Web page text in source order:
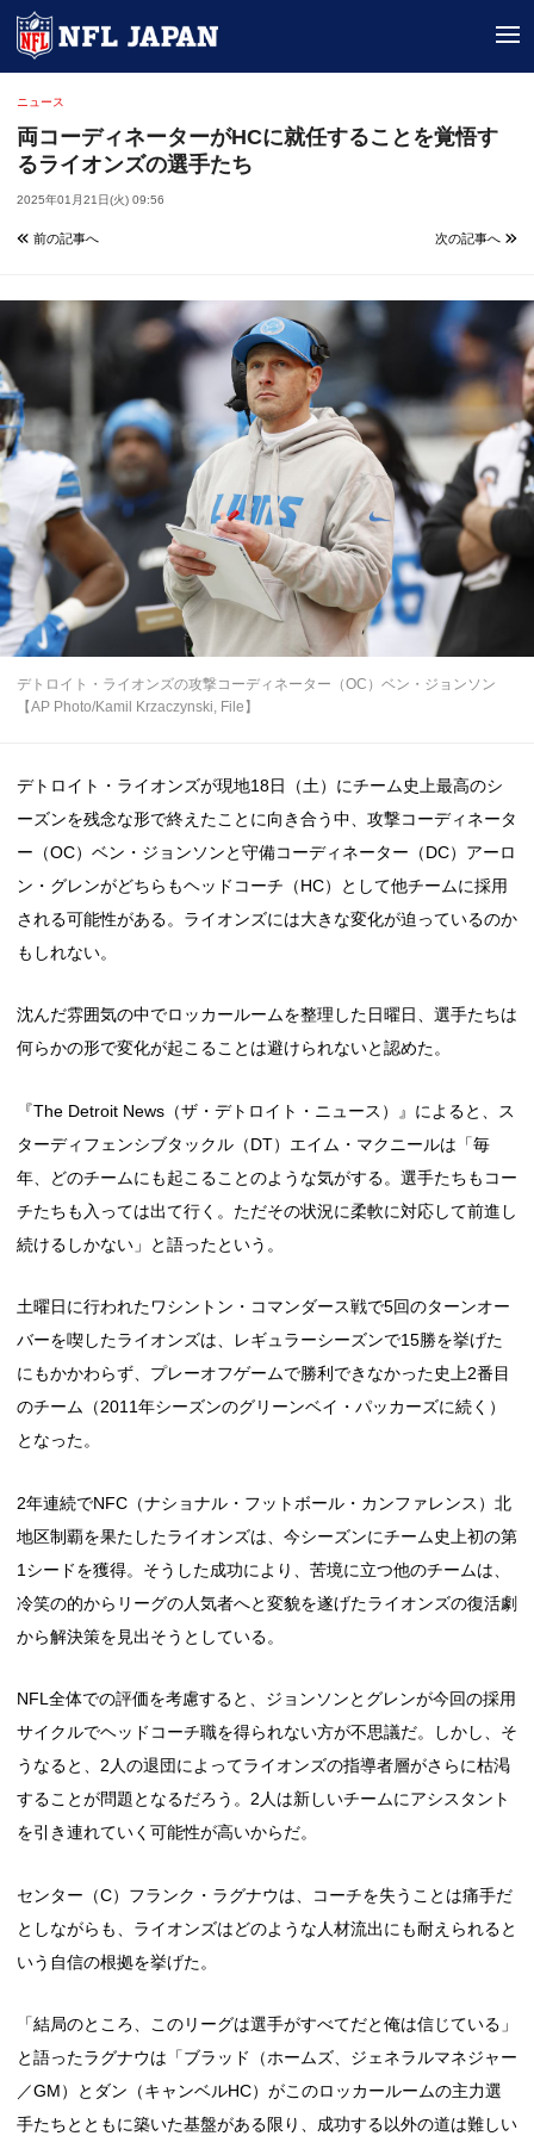
ニュース
両コーディネーターがHCに就任することを覚悟す
るライオンズの選手たち
2025年01月21日(火) 09:56
前の記事へ 次の記事へ
デトロイト・ライオンズの攻撃コーディネーター（OC）ベン・ジョンソン
【AP Photo/Kamil Krzaczynski, File】
デトロイト・ライオンズが現地18日（土）にチーム史上最高のシ
ーズンを残念な形で終えたことに向き合う中、攻撃コーディネータ
ー（OC）ベン・ジョンソンと守備コーディネーター（DC）アーロ
ン・グレンがどちらもヘッドコーチ（HC）として他チームに採用
される可能性がある。ライオンズには大きな変化が迫っているのか
もしれない。
沈んだ雰囲気の中でロッカールームを整理した日曜日、選手たちは
何らかの形で変化が起こることは避けられないと認めた。
『The Detroit News（ザ・デトロイト・ニュース）』によると、ス
ターディフェンシブタックル（DT）エイム・マクニールは「毎
年、どのチームにも起こることのような気がする。選手たちもコー
チたちも入っては出て行く。ただその状況に柔軟に対応して前進し
続けるしかない」と語ったという。
土曜日に行われたワシントン・コマンダース戦で5回のターンオー
バーを喫したライオンズは、レギュラーシーズンで15勝を挙げた
にもかかわらず、プレーオフゲームで勝利できなかった史上2番目
のチーム（2011年シーズンのグリーンベイ・パッカーズに続く）
となった。
2年連続でNFC（ナショナル・フットボール・カンファレンス）北
地区制覇を果たしたライオンズは、今シーズンにチーム史上初の第
1シードを獲得。そうした成功により、苦境に立つ他のチームは、
冷笑の的からリーグの人気者へと変貌を遂げたライオンズの復活劇
から解決策を見出そうとしている。
NFL全体での評価を考慮すると、ジョンソンとグレンが今回の採用
サイクルでヘッドコーチ職を得られない方が不思議だ。しかし、そ
うなると、2人の退団によってライオンズの指導者層がさらに枯渇
することが問題となるだろう。2人は新しいチームにアシスタント
を引き連れていく可能性が高いからだ。
センター（C）フランク・ラグナウは、コーチを失うことは痛手だ
としながらも、ライオンズはどのような人材流出にも耐えられると
いう自信の根拠を挙げた。
「結局のところ、このリーグは選手がすべてだと俺は信じている」
と語ったラグナウは「ブラッド（ホームズ、ジェネラルマネジャー
／GM）とダン（キャンベルHC）がこのロッカールームの主力選
手たちとともに築いた基盤がある限り、成功する以外の道は難しい